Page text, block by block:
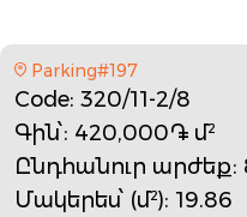
Parking#197
Code: 320/11-2/8
Գին՝: 420,000֏ մ²
Ընդհանուր արժեք:
Մակերես՝ (մ²): 19.86